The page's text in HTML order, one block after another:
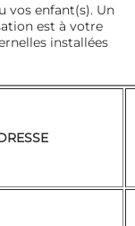
vos enfant(s). Un
est à votre
installées